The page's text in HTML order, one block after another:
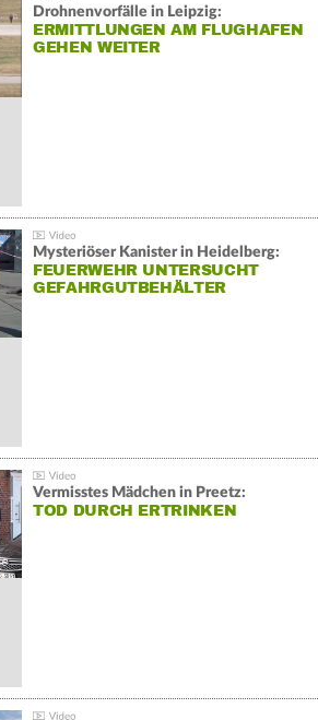
Drohnenvorfälle in Leipzig:
ERMITTLUNGEN AM FLUGHAFEN
GEHEN WEITER
Mysteriöser Kanister in Heidelberg:
FEUERWEHR UNTERSUCHT
GEFAHRGUTBEHÄLTER
Vermisstes Mädchen in Preetz:
TOD DURCH ERTRINKEN